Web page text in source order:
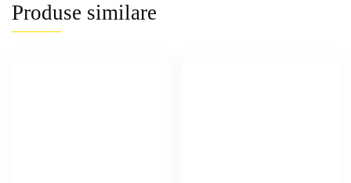
Produse similare